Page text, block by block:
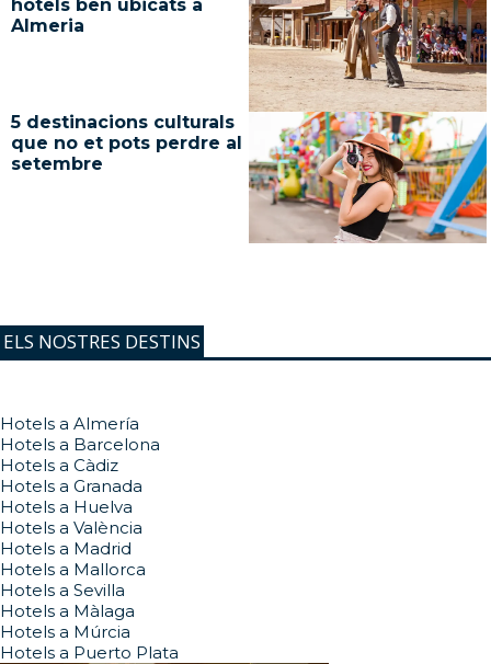
hotels ben ubicats a
Almeria
5 destinacions culturals
que no et pots perdre al
setembre
ELS NOSTRES DESTINS
Hotels a Almería
Hotels a Barcelona
Hotels a Càdiz
Hotels a Granada
Hotels a Huelva
Hotels a València
Hotels a Madrid
Hotels a Mallorca
Hotels a Sevilla
Hotels a Màlaga
Hotels a Múrcia
Hotels a Puerto Plata